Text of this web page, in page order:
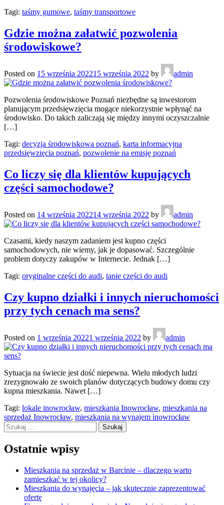
Tagi: taśmy gumowe, taśmy transportowe
Gdzie można załatwić pozwolenia
środowiskowe?
Posted on 15 września 202215 września 2022 by admin
Pozwolenia środowiskowe Poznań niezbędne są inwestorom
planującym przedsięwzięcia mogące niekorzystnie wpłynąć na
środowisko. Do takich zaliczają się między innymi oczyszczalnie
[…]
Tagi: decyzja środowiskowa poznań, karta informacyjna
przedsięwzięcia poznań, pozwolenie na emisję poznań
Co liczy się dla klientów kupujących
części samochodowe?
Posted on 14 września 202214 września 2022 by admin
Czasami, kiedy naszym zadaniem jest kupno części
samochodowych, nie wiemy, jak je dopasować. Szczególnie
problem dotyczy zakupów w Internecie. Jednak […]
Tagi: oryginalne części do audi, tanie części do audi
Czy kupno działki i innych nieruchomości
przy tych cenach ma sens?
Posted on 1 września 20221 września 2022 by admin
Sytuacja na świecie jest dość niepewna. Wielu młodych ludzi
zrezygnowało ze swoich planów dotyczących budowy domu czy
kupna mieszkania. Nawet […]
Tagi: lokale inowrocław, mieszkania Inowrocław, mieszkania na
sprzedaż Inowrocław, mieszkania na wynajem inowrocław
Szukaj:
Ostatnie wpisy
Mieszkania na sprzedaż w Barcinie – dlaczego warto
zamieszkać w tej okolicy?
Mieszkania do wynajęcia – jak skutecznie zaprezentować
ofertę